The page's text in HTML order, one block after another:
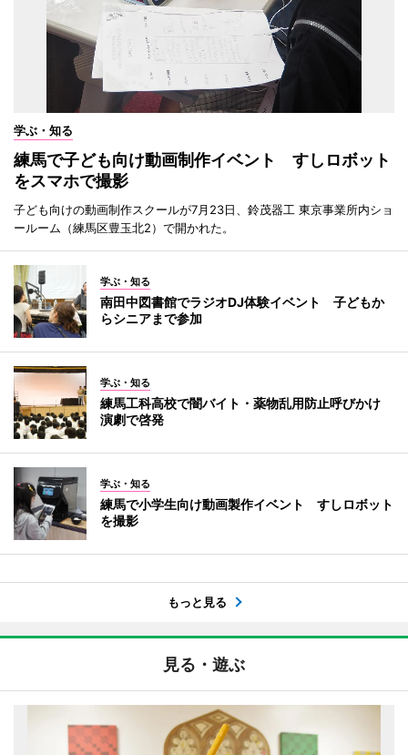
学ぶ・知る
練馬で子ども向け動画制作イベント すしロボット
をスマホで撮影
子ども向けの動画制作スクールが7月23日、鈴茂器工 東京事業所内ショ
ールーム（練馬区豊玉北2）で開かれた。
学ぶ・知る
南田中図書館でラジオDJ体験イベント 子どもか
らシニアまで参加
学ぶ・知る
練馬工科高校で闇バイト・薬物乱用防止呼びかけ
演劇で啓発
学ぶ・知る
練馬で小学生向け動画製作イベント すしロボット
を撮影
もっと見る
見る・遊ぶ